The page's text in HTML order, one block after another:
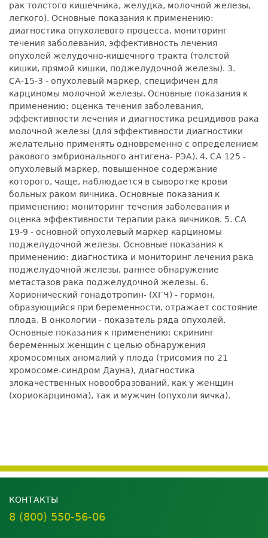
рак толстого кишечника, желудка, молочной железы,
легкого). Основные показания к применению:
диагностика опухолевого процесса, мониторинг
течения заболевания, эффективность лечения
опухолей желудочно-кишечного тракта (толстой
кишки, прямой кишки, поджелудочной железы). 3.
СА-15-3 - опухолевый маркер, специфичен для
карциномы молочной железы. Основные показания к
применению: оценка течения заболевания,
эффективности лечения и диагностика рецидивов рака
молочной железы (для эффективности диагностики
желательно применять одновременно с определением
ракового эмбрионального антигена- РЭА). 4. СА 125 -
опухолевый маркер, повышенное содержание
которого, чаще, наблюдается в сыворотке крови
больных раком яичника. Основные показания к
применению: мониторинг течения заболевания и
оценка эффективности терапии рака яичников. 5. СА
19-9 - основной опухолевый маркер карциномы
поджелудочной железы. Основные показания к
применению: диагностика и мониторинг лечения рака
поджелудочной железы, раннее обнаружение
метастазов рака поджелудочной железы. 6.
Хорионический гонадотропин- (ХГЧ) - гормон,
образующийся при беременности, отражает состояние
плода. В онкологии - показатель ряда опухолей.
Основные показания к применению: скрининг
беременных женщин с целью обнаружения
хромосомных аномалий у плода (трисомия по 21
хромосоме-синдром Дауна), диагностика
злокачественных новообразований, как у женщин
(хориокарцинома), так и мужчин (опухоли яичка).
КОНТАКТЫ
8 (800) 550-56-06